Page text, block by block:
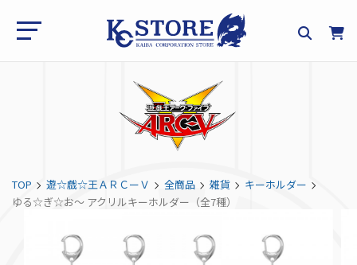
TOP 遊☆戯☆王ＡＲＣーＶ 全商品 雑貨
キーホルダー
ゆる☆ぎ☆お～ アクリルキーホルダー（全7種）